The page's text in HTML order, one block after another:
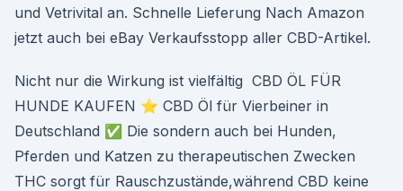
und Vetrivital an. Schnelle Lieferung Nach Amazon
jetzt auch bei eBay Verkaufsstopp aller CBD-Artikel.
Nicht nur die Wirkung ist vielfältig CBD ÖL FÜR
HUNDE KAUFEN ⭐ CBD Öl für Vierbeiner in
Deutschland ✅ Die sondern auch bei Hunden,
Pferden und Katzen zu therapeutischen Zwecken
THC sorgt für Rauschzustände,während CBD keine